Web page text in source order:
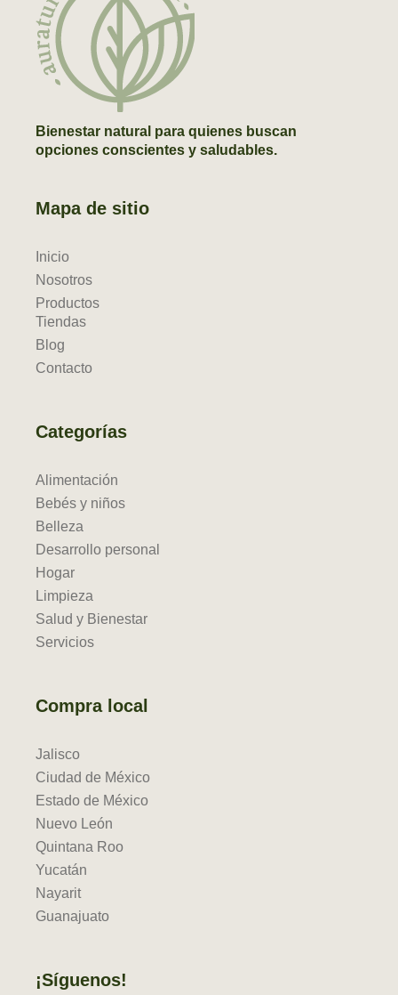
Bienestar natural para quienes buscan
opciones conscientes y saludables.
Mapa de sitio
Inicio
Nosotros
Productos
Tiendas
Blog
Contacto
Categorías
Alimentación
Bebés y niños
Belleza
Desarrollo personal
Hogar
Limpieza
Salud y Bienestar
Servicios
Compra local
Jalisco
Ciudad de México
Estado de México
Nuevo León
Quintana Roo
Yucatán
Nayarit
Guanajuato
¡Síguenos!